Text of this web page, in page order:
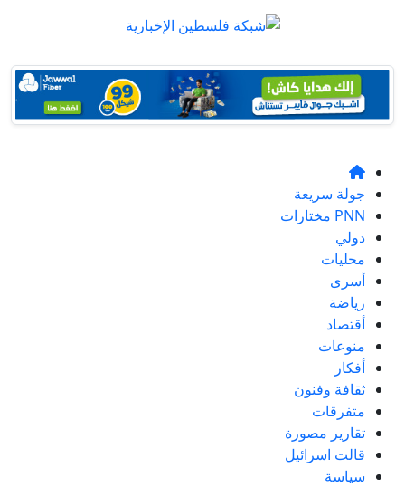
جولة سريعة
PNN مختارات
دولي
محليات
أسرى
رياضة
أقتصاد
منوعات
أفكار
ثقافة وفنون
متفرقات
تقارير مصورة
قالت اسرائيل
سياسة